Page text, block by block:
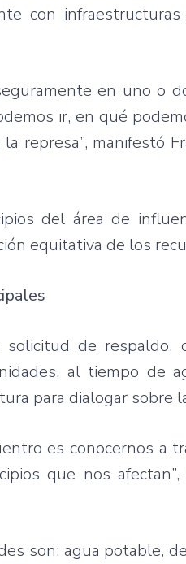
con infraestructuras
en uno o
ir, enqué
la represa”, manifestó
del área de
equitativa de los
solicitud de respaldo,
, al tiempo de
para dialogar sobre
es conocernos a
que nos afectan”
son: agua potable,